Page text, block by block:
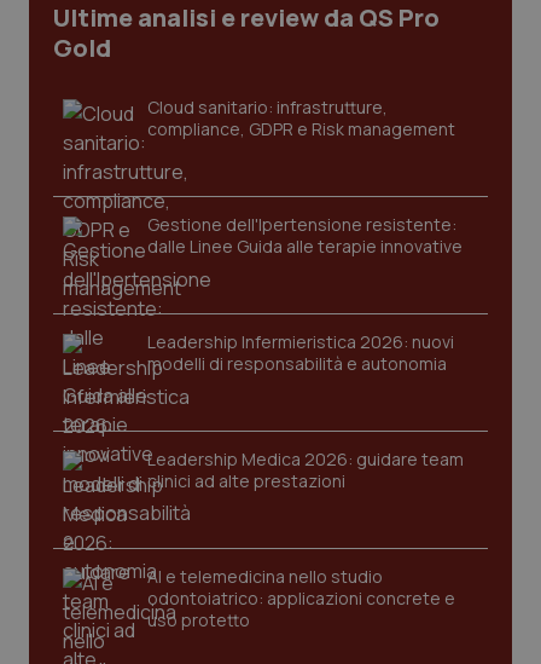
Ultime analisi e review da QS Pro
Gold
Cloud sanitario: infrastrutture,
compliance, GDPR e Risk management
Gestione dell'Ipertensione resistente:
dalle Linee Guida alle terapie innovative
Leadership Infermieristica 2026: nuovi
modelli di responsabilità e autonomia
Leadership Medica 2026: guidare team
clinici ad alte prestazioni
AI e telemedicina nello studio
odontoiatrico: applicazioni concrete e
uso protetto
VISITOR_PRIVACY_METADATA
YouTube
CookieScriptConsent
www.quotidianosanita.it